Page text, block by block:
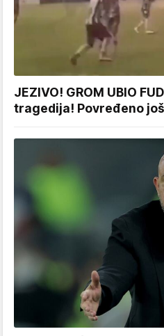
JEZIVO! GROM UBIO
tragedija! Povređeno